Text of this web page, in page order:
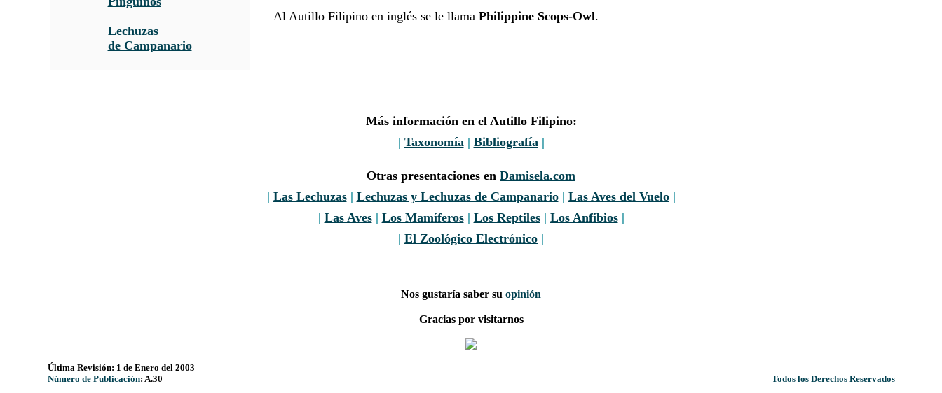
Lechuzas
de Campanario
Al Autillo Filipino en inglés se le llama Philippine Scops-Owl.
Más información en el Autillo Filipino:
| Taxonomía| Bibliografía|
Otras presentaciones en Damisela.com
| Las Lechuzas| Lechuzas y Lechuzas de Campanario| Las Aves del Vuelo|
| Las Aves| Los Mamíferos| Los Reptiles| Los Anfibios|
| El Zoológico Electrónico |
Nos gustaría saber su opinión
Gracias por visitarnos
Última Revisión: 1 de Enero del 2003
Número de Publicación: A.30 Todos los Derechos Reservados